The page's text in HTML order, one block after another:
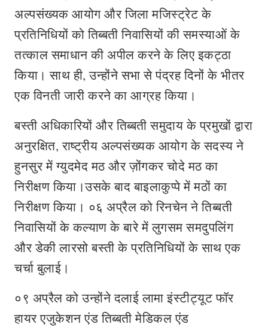
अल्पसंख्यक आयोग और जिला मजिस्ट्रेट के
प्रतिनिधियों को तिब्बती निवासियों की समस्याओं के
तत्काल समाधान की अपील करने के लिए इकट्ठा
किया। साथ ही, उन्होंने सभा से पंद्रह दिनों के भीतर
एक विनती जारी करने का आग्रह किया।
बस्ती अधिकारियों और तिब्बती समुदाय के प्रमुखों द्वारा
अनुरक्षित, राष्ट्रीय अल्पसंख्यक आयोग के सदस्य ने
हुनसुर में ग्युदमेद मठ और ज़ोंगकर चोदे मठ का
निरीक्षण किया।उसके बाद बाइलाकुप्पे में मठों का
निरीक्षण किया। ०६ अप्रैल को रिनचेन ने तिब्बती
निवासियों के कल्याण के बारे में लुगसम समदुपलिंग
और डेकी लारसो बस्ती के प्रतिनिधियों के साथ एक
चर्चा बुलाई।
०९ अप्रैल को उन्होंने दलाई लामा इंस्टीट्यूट फॉर
हायर एजुकेशन एंड तिब्बती मेडिकल एंड